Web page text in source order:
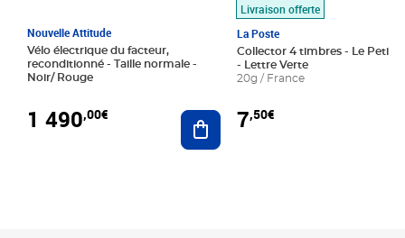
Nouvelle Attitude
Vélo électrique du facteur,
reconditionné - Taille normale -
Noir/ Rouge
1 490,00€ Ajouter au panier
Livraison offerte
La Poste
Collector 4 timbres - Le Petit
- Lettre Verte
20g / France
7,50€